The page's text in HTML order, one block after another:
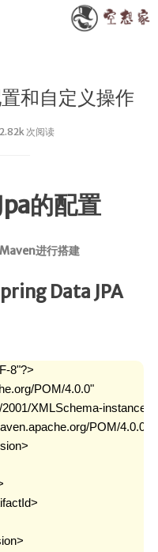
和自定义操作
次阅读
的配置
进行搭建
Data JPA
8"?>
POM/4.0.0"
2001/XMLSchema-instance"
maven.apache.org/POM/